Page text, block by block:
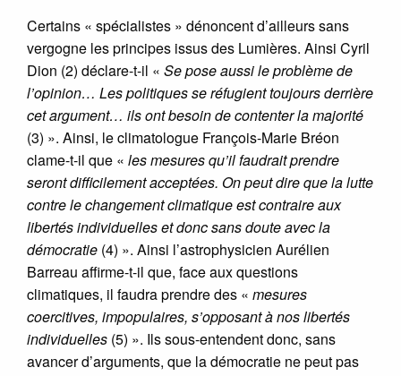
Certains « spécialistes » dénoncent d’ailleurs sans
vergogne les principes issus des Lumières. Ainsi Cyril
Dion (2) déclare-t-il « Se pose aussi le problème de
l’opinion… Les politiques se réfugient toujours derrière
cet argument… ils ont besoin de contenter la majorité
(3) ». Ainsi, le climatologue François-Marie Bréon
clame-t-il que « les mesures qu’il faudrait prendre
seront difficilement acceptées. On peut dire que la lutte
contre le changement climatique est contraire aux
libertés individuelles et donc sans doute avec la
démocratie (4) ». Ainsi l’astrophysicien Aurélien
Barreau affirme-t-il que, face aux questions
climatiques, il faudra prendre des « mesures
coercitives, impopulaires, s’opposant à nos libertés
individuelles (5) ». Ils sous-entendent donc, sans
avancer d’arguments, que la démocratie ne peut pas